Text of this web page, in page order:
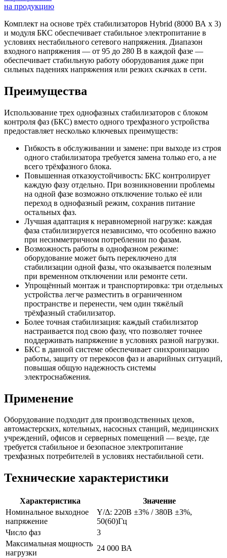
на продукцию
Комплект на основе трёх стабилизаторов Hybrid (8000 ВА х 3)
и модуля БКС обеспечивает стабильное электропитание в
условиях нестабильного сетевого напряжения. Диапазон
входного напряжения — от 95 до 280 В в каждой фазе —
обеспечивает стабильную работу оборудования даже при
сильных падениях напряжения или резких скачках в сети.
Преимущества
Использование трех однофазных стабилизаторов с блоком
контроля фаз (БКС) вместо одного трехфазного устройства
предоставляет несколько ключевых преимуществ:
Гибкость в обслуживании и замене: при выходе из строя
одного стабилизатора требуется замена только его, а не
всего трёхфазного блока.
Повышенная отказоустойчивость: БКС контролирует
каждую фазу отдельно. При возникновении проблемы
на одной фазе возможно отключение только её или
переход в однофазный режим, сохранив питание
остальных фаз.
Лучшая адаптация к неравномерной нагрузке: каждая
фаза стабилизируется независимо, что особенно важно
при несимметричном потреблении по фазам.
Возможность работы в однофазном режиме:
оборудование может быть переключено для
стабилизации одной фазы, что оказывается полезным
при временном отключении или ремонте сети.
Упрощённый монтаж и транспортировка: три отдельных
устройства легче разместить в ограниченном
пространстве и перенести, чем один тяжёлый
трёхфазный стабилизатор.
Более точная стабилизация: каждый стабилизатор
настраивается под свою фазу, что позволяет точнее
поддерживать напряжение в условиях разной нагрузки.
БКС в данной системе обеспечивает синхронизацию
работы, защиту от перекосов фаз и аварийных ситуаций,
повышая общую надежность системы
электроснабжения.
Применение
Оборудование подходит для производственных цехов,
автомастерских, котельных, насосных станций, медицинских
учреждений, офисов и серверных помещений — везде, где
требуется стабильное и безопасное электропитание
трехфазных потребителей в условиях нестабильной сети.
Технические характеристики
Характеристика
Значение
Номинальное выходное
напряжение
Y/Δ: 220В ±3% / 380В ±3%,
50(60)Гц
Число фаз
3
Максимальная мощность
нагрузки
24 000 ВА